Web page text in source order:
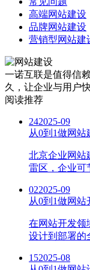
高端网站建设
品牌网站建设
营销型网站建
一诺互联是值得信
久，让企业与用户
阅读推荐
242025-09
从0到1做网
北京企业网站
雷区，企业可
022025-09
从0到1做网站
在网站开发领
设计到部署的
152025-08